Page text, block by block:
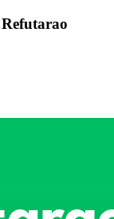
Refutarao